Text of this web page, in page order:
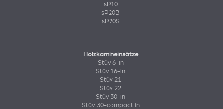
sP10
sP20B
sP20S
Holzkamineinsätze
Stûv 6-in
Stûv 16-in
Stûv 21
Stûv 22
Stûv 30-in
Stûv 30-compact in